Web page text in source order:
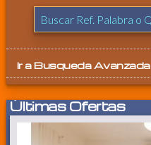
Ir aBusqueda Avanzada
Últimas Ofertas